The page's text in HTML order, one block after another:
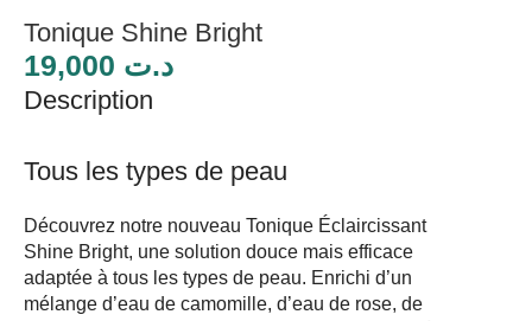
Tonique Shine Bright
د.ت
Description
Tous les types de peau
Découvrez notre nouveau Tonique Éclaircissant
Shine Bright, une solution douce mais efficace
adaptée à tous les types de peau. Enrichi d’un
mélange d’eau de camomille, d’eau de rose, de